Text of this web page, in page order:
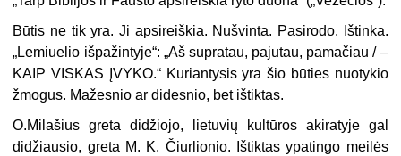
Būtis ne tik yra. Ji apsireiškia. Nušvinta. Pasirodo. Ištinka.
„Lemiuelio išpa­žintyje“: „Aš supratau, pajutau, pamačiau / –
KAIP VISKAS ĮVYKO.“ Kuriantysis yra šio būties nuotykio
žmogus. Mažesnio ar didesnio, bet ištiktas.
O.Milašius greta didžiojo, lietuvių kultūros akiratyje gal
didžiausio, greta M. K. Čiurlionio. Ištiktas ypatingo meilės